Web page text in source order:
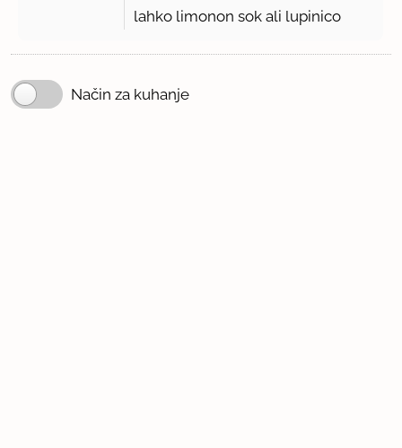
lahko limonon sok ali lupinico
Način za kuhanje